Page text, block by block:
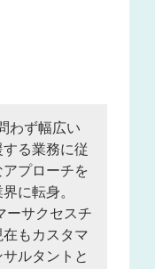
わず幅広い
る業務に従
プローチを
に転身。
ーサクセスチ
もカスタマ
ルタントと